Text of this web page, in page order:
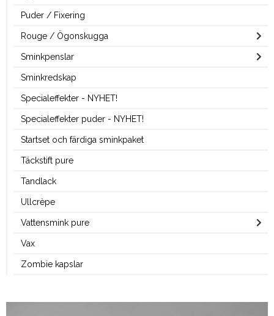
Puder / Fixering
Rouge / Ögonskugga
Sminkpenslar
Sminkredskap
Specialeffekter - NYHET!
Specialeffekter puder - NYHET!
Startset och färdiga sminkpaket
Täckstift pure
Tandlack
Ullcrèpe
Vattensmink pure
Vax
Zombie kapslar